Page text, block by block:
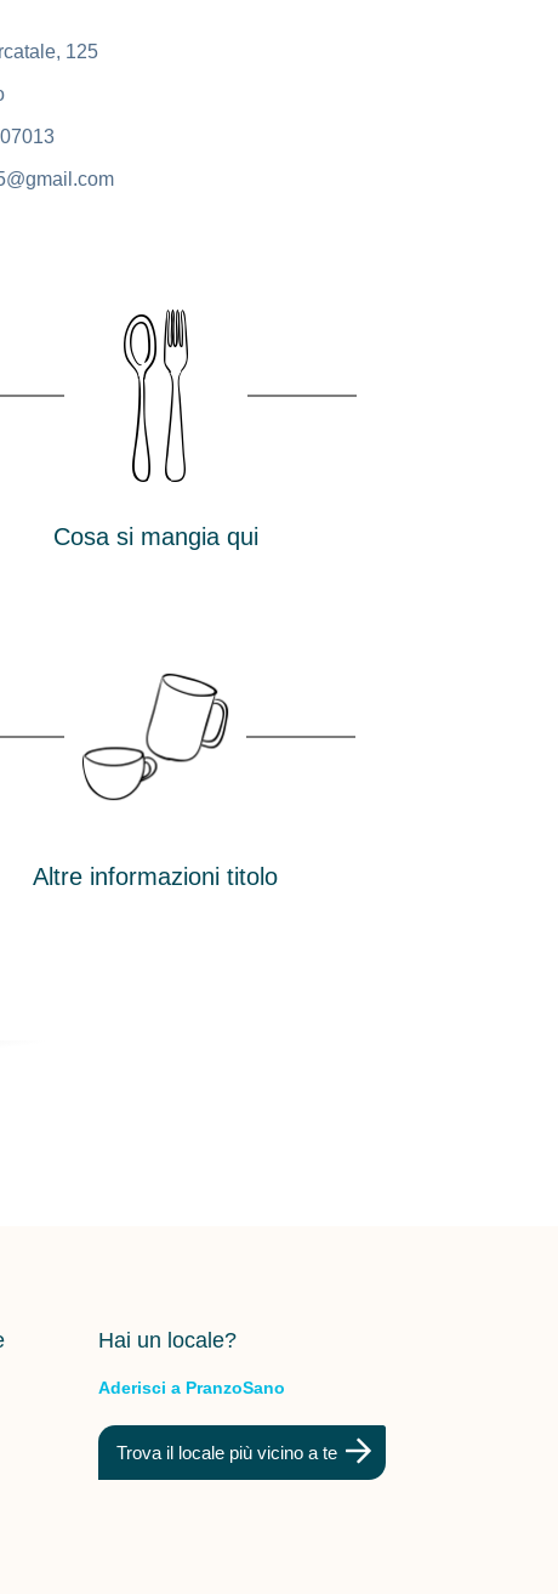
125
Cosa si mangia qui
Altre informazioni titolo
Hai un locale?
Aderisci a PranzoSano
Trova il locale più vicino a te